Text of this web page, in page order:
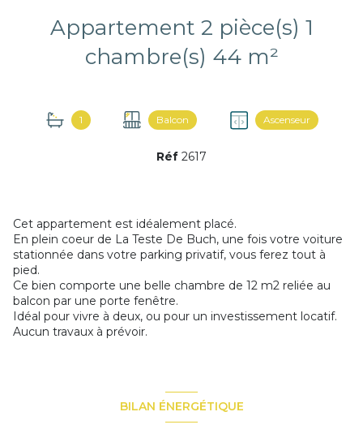
Appartement 2 pièce(s) 1
chambre(s) 44 m²
1 Balcon Ascenseur
Réf 2617
Cet appartement est idéalement placé.
En plein coeur de La Teste De Buch, une fois votre voiture
stationnée dans votre parking privatif, vous ferez tout à
pied.
Ce bien comporte une belle chambre de 12 m2 reliée au
balcon par une porte fenêtre.
Idéal pour vivre à deux, ou pour un investissement locatif.
Aucun travaux à prévoir.
BILAN ÉNERGÉTIQUE